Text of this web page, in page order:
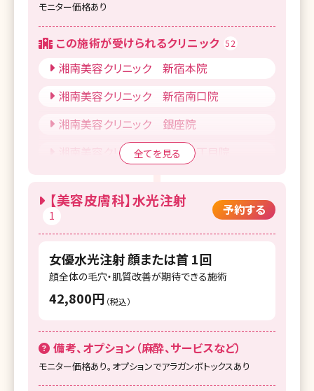
モニター価格あり
この施術が受けられるクリニック 52
湘南美容クリニック 新宿本院
湘南美容クリニック 新宿南口院
湘南美容クリニック 銀座院
湘南美容クリニック 銀座一丁目院
湘南美容皮フ科 渋谷公園通り院
湘南美容クリニック 表参道Oculus院
湘南美容クリニック 池袋東口院
湘南美容クリニック 池袋西口院
湘南美容クリニック 自由が丘院
湘南美容クリニック 赤羽院
全てを見る
【美容皮膚科】水光注射
1 予約する
女優水光注射 顔または首 1回
顔全体の毛穴・肌質改善が期待できる施術
42,800円 （税込）
備考、オプション（麻酔、サービスなど）
モニター価格あり。オプションでアラガンボトックスあり